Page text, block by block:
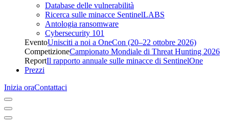
Database delle vulnerabilità
Ricerca sulle minacce SentinelLABS
Antologia ransomware
Cybersecurity 101
EventoUnisciti a noi a OneCon (20–22 ottobre 2026)
CompetizioneCampionato Mondiale di Threat Hunting 2026
ReportIl rapporto annuale sulle minacce di SentinelOne
Prezzi
Inizia oraContattaci